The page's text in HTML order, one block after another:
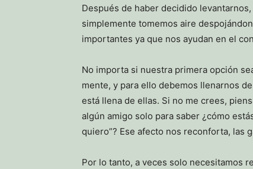
Después de haber decidido
simplemente tomemos aire
importantes ya que nos ayudan en el
No importa si nuestra primera opción
mente, y para ello debemos llenarnos
está llena de ellas. Si no me crees,
algún amigo solo para saber ¿cómo
quiero”? Ese afecto nos reconforta, las
Por lo tanto, a veces solo necesitamos